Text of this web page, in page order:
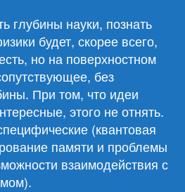
глубины науки, познать
будет, скорее всего,
но на поверхностном
без
При том, что идеи
этого не отнять.
(квантовая
памяти и проблемы
взаимодействия с